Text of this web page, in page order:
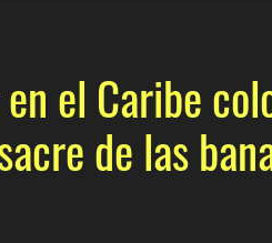
el Caribe
de las